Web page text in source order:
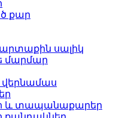
քար
սալիկ
մարմար
վերնամաս
և տապանաքարեր